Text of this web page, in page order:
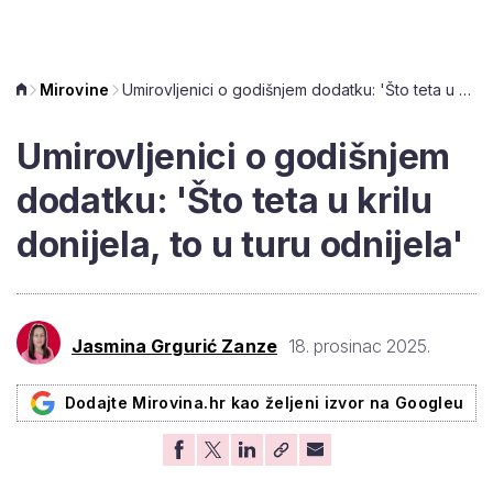
Mirovine Umirovljenici o godišnjem dodatku: 'Što teta u krilu donijela, to u turu odnijela'
Umirovljenici o godišnjem
dodatku: 'Što teta u krilu
donijela, to u turu odnijela'
Jasmina Grgurić Zanze 18. prosinac 2025.
Dodajte Mirovina.hr kao željeni izvor na Googleu